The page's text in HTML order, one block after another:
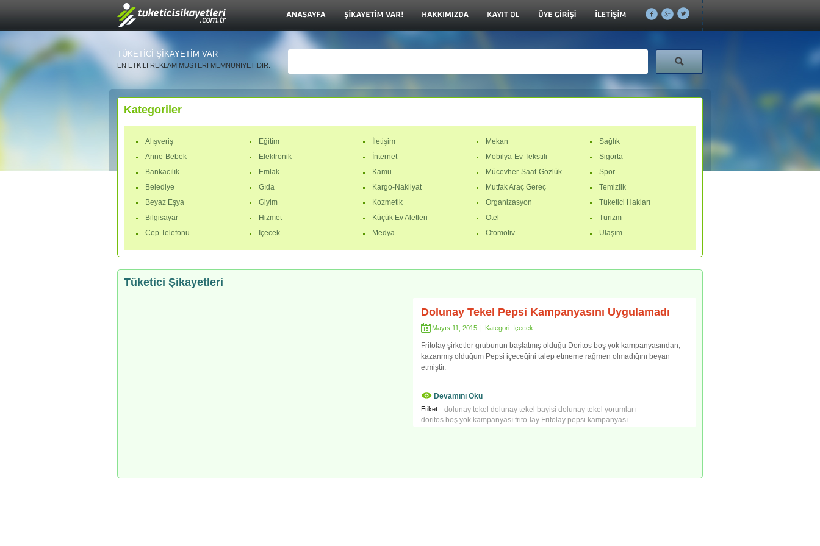
TÜKETİCİ ŞİKAYETİM VAR
EN ETKİLİ REKLAM MÜŞTERİ MEMNUNİYETİDİR.
Kategoriler
Alışveriş
Anne-Bebek
Bankacılık
Belediye
Beyaz Eşya
Bilgisayar
Cep Telefonu
Eğitim
Elektronik
Emlak
Gıda
Giyim
Hizmet
İçecek
İletişim
İnternet
Kamu
Kargo-Nakliyat
Kozmetik
Küçük Ev Aletleri
Medya
Mekan
Mobilya-Ev Tekstili
Mücevher-Saat-Gözlük
Mutfak Araç Gereç
Organizasyon
Otel
Otomotiv
Sağlık
Sigorta
Spor
Temizlik
Tüketici Hakları
Turizm
Ulaşım
Tüketici Şikayetleri
Dolunay Tekel Pepsi Kampanyasını Uygulamadı
Mayıs 11, 2015 | Kategori: İçecek
Fritolay şirketler grubunun başlatmış olduğu Doritos boş yok kampanyasından,
kazanmış olduğum Pepsi içeceğini talep etmeme rağmen olmadığını beyan
etmiştir.
Devamını Oku
Etiket : dolunay tekel dolunay tekel bayisi dolunay tekel yorumları
doritos boş yok kampanyası frito-lay Fritolay pepsi kampanyası